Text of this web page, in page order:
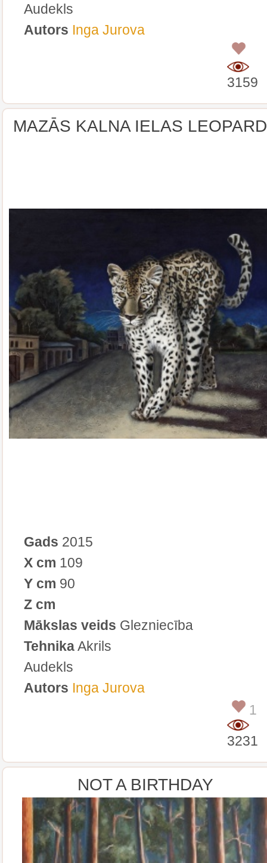
Audekls
Autors Inga Jurova
3159
MAZĀS KALNA IELAS
Gads 2015
X cm 109
Y cm 90
Z cm
Mākslas veids Glezniecība
TehnikaAkrils
Audekls
Autors Inga Jurova
1
3231
NOT A BIRTHDAY